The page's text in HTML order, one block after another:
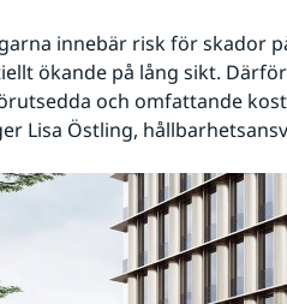
innebär risk för skador
ökande på lång sikt.
och omfattande
Lisa Östling,